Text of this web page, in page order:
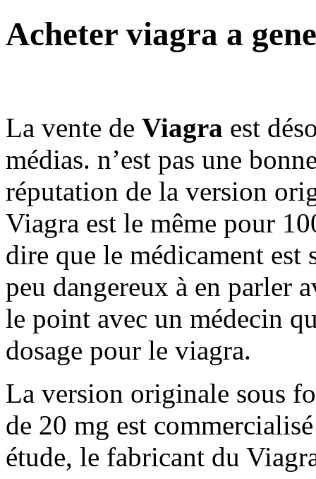
Acheter viagra a
La vente de Viagra est
médias. n’est pas une
réputation de la version
Viagra est le même pour
dire que le médicament est
peu dangereux à en parler
le point avec un médecin
dosage pour le viagra.
La version originale sous
de 20 mg est
étude, le fabricant du